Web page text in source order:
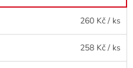
260 Kč / ks
258 Kč / ks